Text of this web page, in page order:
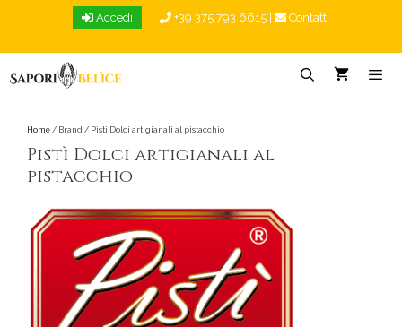
Accedi +39 375 793 6615 Contatti
Home / Brand / Pistì Dolci artigianali al pistacchio
Pistì Dolci artigianali al
pistacchio